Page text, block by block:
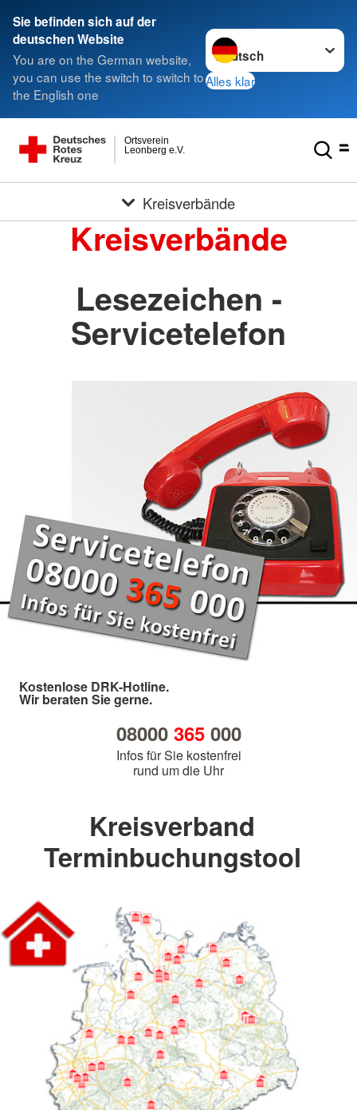
Sie befinden sich auf der
deutschen Website
You are on the German website,
you can use the switch to switch to
the English one
Sprache wechseln zu
Alles klar
Leonberg e.V.
Ortsverein
Kreisverbände
Kreisverbände
Lesezeichen -
Servicetelefon
Kostenlose DRK-Hotline.
Wir beraten Sie gerne.
08000 365000
Infos für Sie kostenfrei
rund um die Uhr
Kreisverband
Terminbuchungstool